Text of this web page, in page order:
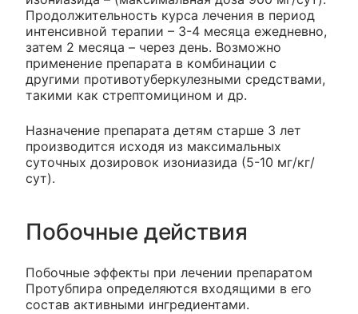
Продолжительность курса лечения в период
интенсивной терапии – 3-4 месяца ежедневно,
затем 2 месяца – через день. Возможно
применение препарата в комбинации с
другими противотуберкулезными средствами,
такими как стрептомицином и др.
Назначение препарата детям старше 3 лет
производится исходя из максимальных
суточных дозировок изониазида (5-10 мг/кг/
сут).
Побочные действия
Побочные эффекты при лечении препаратом
Протубпира определяются входящими в его
состав активными ингредиентами.